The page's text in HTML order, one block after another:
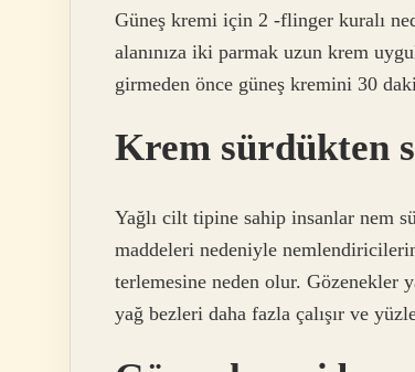
Güneş kremi için 2 -flinger kuralı
alanınıza iki parmak uzun krem
girmeden önce güneş kremini 30
Krem sürdükten
Yağlı cilt tipine sahip insanlar nem
maddeleri nedeniyle
terlemesine neden olur. Gözenekler
yağ bezleri daha fazla çalışır ve